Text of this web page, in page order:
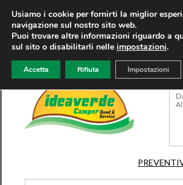
Usiamo i cookie per fornirti la miglior
navigazione sul nostro sito web.
Puoi trovare altre informazioni riguardo a
sul sito o disabilitarli nelle impostazioni.
Accetta Rifiuta Impostazioni